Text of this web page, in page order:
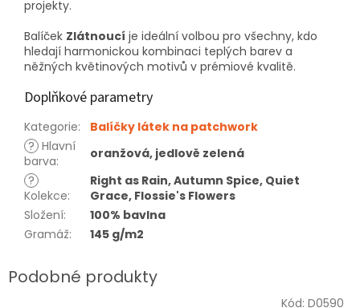
projekty.
Balíček Zlátnoucí je ideální volbou pro všechny, kdo
hledají harmonickou kombinaci teplých barev a
něžných květinových motivů v prémiové kvalitě.
Doplňkové parametry
Kategorie:
Balíčky látek na patchwork
? Hlavní
barva:
oranžová, jedlově zelená
?
Kolekce:
Right as Rain, Autumn Spice, Quiet
Grace, Flossie's Flowers
Složení:
100% bavlna
Gramáž: 145 g/m2
Kód: D0590